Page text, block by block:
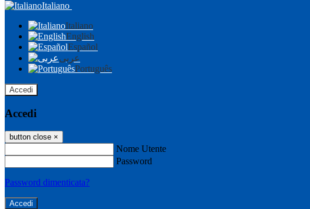
Italiano
Italiano
English
Español
عربى
Português
Accedi
Accedi
button close ×
Nome Utente
Password
Password dimenticata?